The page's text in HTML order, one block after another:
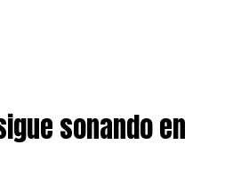
sonando en